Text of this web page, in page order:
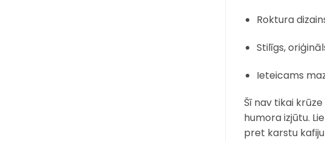
Roktura
Stilīgs,
Ieteicams
Šī nav tikai
humora izjūtu.
pret karstu